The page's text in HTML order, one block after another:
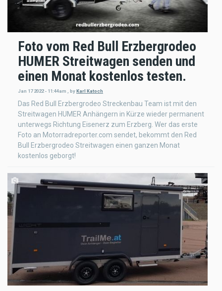
Foto vom Red Bull Erzbergrodeo
HUMER Streitwagen senden und
einen Monat kostenlos testen.
Jan 17 2022 - 11:44am byKarl Katoch
Das Red Bull Erzbergrodeo Streckenbau Team ist mit den
Streitwagen HUMER Anhängern in Kürze wieder permanent
unterwegs Richtung Eisenerz zum Erzberg. Wer das erste
Foto an Motorradreporter.com sendet, bekommt den Red
Bull Erzbergrodeo Streitwagen einen ganzen Monat
kostenlos geborgt!